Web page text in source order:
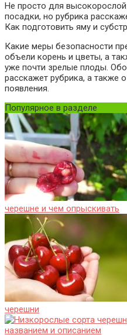
Не просто для
посадки, но рубрика
Как подготовить яму и
Какие меры безопасности
объели корень и цветы, а
уже почти зрелые плоды.
расскажет рубрика, а также
появления.
Популярное в разделе
черешне и чем опрыскивать
черешни
названием и описанием